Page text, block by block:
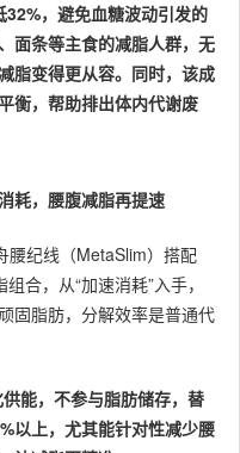
，避免血糖波动引发的
面条等主食的减脂人群，无
脂变得更从容。同时，该成
衡，帮助排出体内代谢废
耗，腰腹减脂再提速
腰纪线（MetaSlim）搭配
合，从“加速消耗”入手，
固脂肪，分解效率是普通代
能，不参与脂肪储存，替
以上，尤其能针对性减少腰